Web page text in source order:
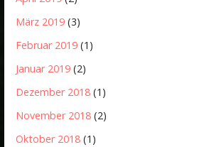
März 2019 (3)
Februar 2019 (1)
Januar 2019 (2)
Dezember 2018 (1)
November 2018 (2)
Oktober 2018 (1)